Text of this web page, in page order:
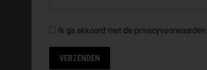
Ik ga akkoord met de privacyvoorwaarden.